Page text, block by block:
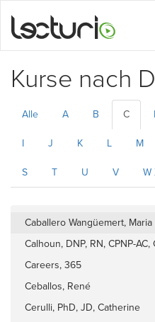
Kurse nach
Alle A B C
I J K L M
S T U V W
Caballero Wangüemert, Maria
Calhoun, DNP, RN, CPNP-AC,
Careers, 365
Ceballos, René
Cerulli, PhD, JD, Catherine